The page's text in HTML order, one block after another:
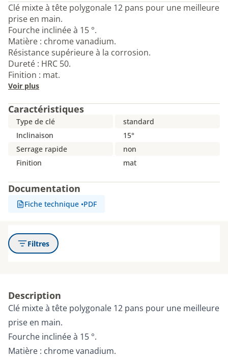
Clé mixte à tête polygonale 12 pans pour une meilleure
prise en main.
Fourche inclinée à 15 °.
Matière : chrome vanadium.
Résistance supérieure à la corrosion.
Dureté : HRC 50.
Finition : mat.
Voir plus
Caractéristiques
Type de clé
standard
Inclinaison
15°
Serrage rapide
non
Finition
mat
Documentation
Fiche technique •PDF
Filtres
Description
Clé mixte à tête polygonale 12 pans pour une meilleure
prise en main.
Fourche inclinée à 15 °.
Matière : chrome vanadium.